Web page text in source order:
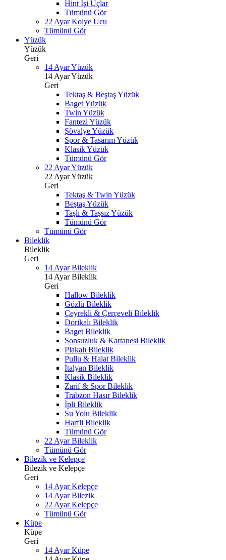
Hint İşi Uçlar
Tümünü Gör
22 Ayar Kolye Ucu
Tümünü Gör
Yüzük
Yüzük
Geri
14 Ayar Yüzük
14 Ayar Yüzük
Geri
Tektaş & Beştaş Yüzük
Baget Yüzük
Twin Yüzük
Fantezi Yüzük
Şövalye Yüzük
Spor & Tasarım Yüzük
Klasik Yüzük
Tümünü Gör
22 Ayar Yüzük
22 Ayar Yüzük
Geri
Tektaş & Twin Yüzük
Beştaş Yüzük
Taşlı & Taşsız Yüzük
Tümünü Gör
Tümünü Gör
Bileklik
Bileklik
Geri
14 Ayar Bileklik
14 Ayar Bileklik
Geri
Hallow Bileklik
Gözlü Bileklik
Çeyrekli & Çerçeveli Bileklik
Dorikalı Bileklik
Baget Bileklik
Sonsuzluk & Kartanesi Bileklik
Plakalı Bileklik
Pullu & Halat Bileklik
İtalyan Bileklik
Klasik Bileklik
Zarif & Spor Bileklik
Trabzon Hasır Bileklik
İpli Bileklik
Su Yolu Bileklik
Harfli Bileklik
Tümünü Gör
22 Ayar Bileklik
Tümünü Gör
Bilezik ve Kelepçe
Bilezik ve Kelepçe
Geri
14 Ayar Kelepçe
14 Ayar Bilezik
22 Ayar Kelepçe
Tümünü Gör
Küpe
Küpe
Geri
14 Ayar Küpe